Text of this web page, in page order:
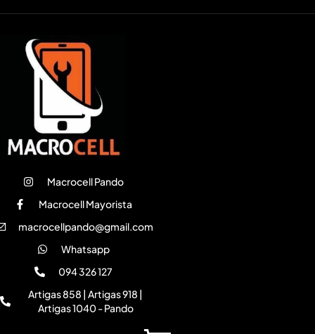
Macrocell Pando
Macrocell Mayorista
macrocellpando@gmail.com
Whatsapp
094 326 127
Artigas 858 | Artigas 918 |
Artigas 1040 - Pando